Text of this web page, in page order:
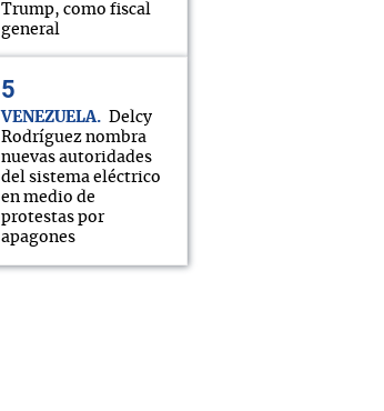
Trump, como fiscal
general
VENEZUELA
Delcy
Rodríguez nombra
nuevas autoridades
del sistema eléctrico
en medio de
protestas por
apagones